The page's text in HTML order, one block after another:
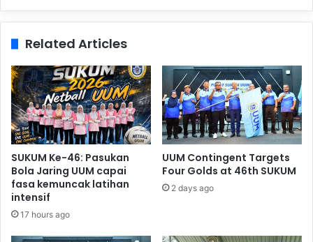
Related Articles
SUKUM Ke-46: Pasukan
Bola Jaring UUM capai
fasa kemuncak latihan
intensif
17 hours ago
UUM Contingent Targets
Four Golds at 46th SUKUM
2 days ago